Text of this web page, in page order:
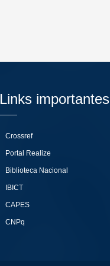
Links importantes
Crossref
Portal Realize
Biblioteca Nacional
IBICT
CAPES
CNPq